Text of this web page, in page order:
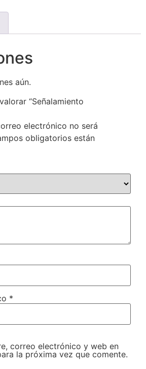
aún.
“Señalamiento
electrónico no será
obligatorios están
*
correo electrónico y web en
la próxima vez que comente.